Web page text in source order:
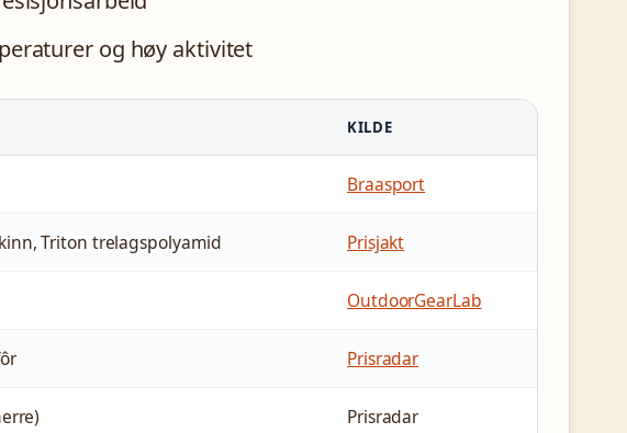
og høy aktivitet
KILDE
Braasport
Triton trelagspolyamid Prisjakt
OutdoorGearLab
Prisradar
Prisradar